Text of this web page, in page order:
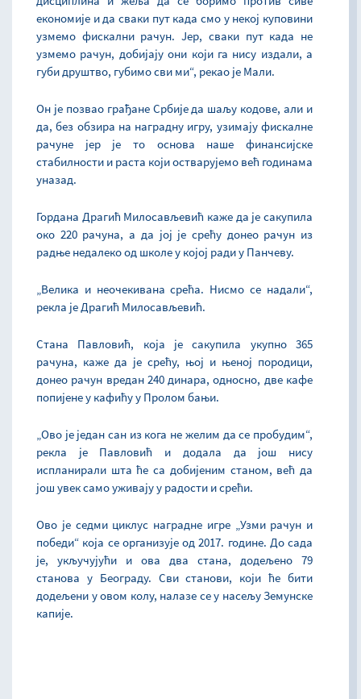
економије и да сваки пут када смо у некој куповини
узмемо фискални рачун. Јер, сваки пут када не
узмемо рачун, добијају они који га нису издали, а
губи друштво, губимо сви ми“, рекао је Мали.
Он је позвао грађане Србије да шаљу кодове, али и
да, без обзира на наградну игру, узимају фискалне
рачуне јер је то основа наше финансијске
стабилности и раста који остварујемо већ годинама
уназад.
Гордана Драгић Милосављевић каже да је сакупила
око 220 рачуна, а да јој је срећу донео рачун из
радње недалеко од школе у којој ради у Панчеву.
„Велика и неочекивана срећа. Нисмо се надали“,
рекла је Драгић Милосављевић.
Стана Павловић, која је сакупила укупно 365
рачуна, каже да је срећу, њој и њеној породици,
донео рачун вредан 240 динара, односно, две кафе
попијене у кафићу у Пролом бањи.
„Ово је један сан из кога не желим да се пробудим“,
рекла је Павловић и додала да још нису
испланирали шта ће са добијеним станом, већ да
још увек само уживају у радости и срећи.
Ово је седми циклус наградне игре „Узми рачун и
победи“ која се организује од 2017. године. До сада
је, укључујући и ова два стана, додељено 79
станова у Београду. Сви станови, који ће бити
додељени у овом колу, налазе се у насељу Земунске
капије.